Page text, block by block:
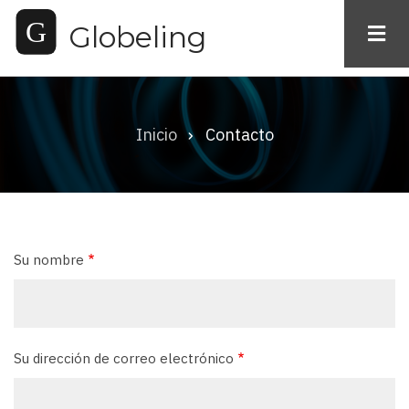
Pasar
Globeling
Ruta
Inicio Contacto
Su nombre
Su dirección de correo electrónico